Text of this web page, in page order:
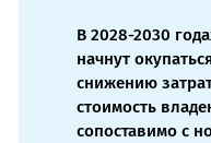
В 2028-2030
начнут
снижению
стоимость
сопоставимо с